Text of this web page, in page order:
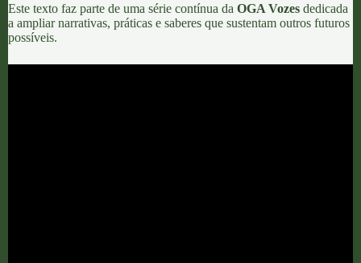
Este texto faz parte de uma série contínua da OGA Vozes dedicada
a ampliar narrativas, práticas e saberes que sustentam outros futuros
possíveis.